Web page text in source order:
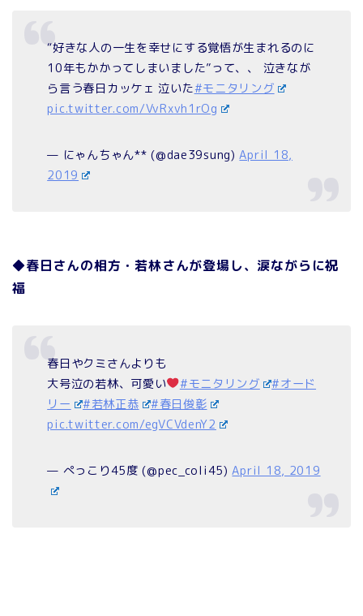
“好きな人の一生を幸せにする覚悟が生まれるのに
10年もかかってしまいました”って、、 泣きなが
ら言う春日カッケェ 泣いた#モニタリング
pic.twitter.com/VvRxvh1rOg
— にゃんちゃん** (@dae39sung)April 18,
2019
◆春日さんの相方・若林さんが登場し、涙ながらに祝
福
春日やクミさんよりも
大号泣の若林、可愛い
#モニタリング
#オード
リー
#若林正恭
#春日俊彰
pic.twitter.com/egVCVdenY2
— ぺっこり45度 (@pec_coli45)April 18, 2019